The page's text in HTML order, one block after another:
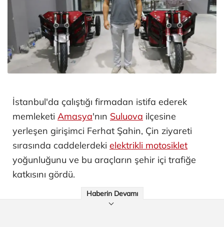
İstanbul'da çalıştığı firmadan istifa ederek
memleketi Amasya'nın Suluova ilçesine
yerleşen girişimci Ferhat Şahin, Çin ziyareti
sırasında caddelerdeki elektrikli motosiklet
yoğunluğunu ve bu araçların şehir içi trafiğe
katkısını gördü.
Haberin Devamı